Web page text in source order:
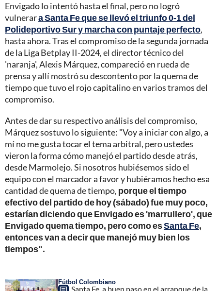
Envigado lo intentó hasta el final, pero no logró
vulnerara Santa Fe que se llevó el triunfo 0-1 del
Polideportivo Sur y marcha con puntaje perfecto,
hasta ahora. Tras el compromiso de la segunda jornada
de la Liga Betplay II-2024, el director técnico del
'naranja', Alexis Márquez, compareció en rueda de
prensa y allí mostró su descontento por la quema de
tiempo que tuvo el rojo capitalino en varios tramos del
compromiso.
Antes de dar su respectivo análisis del compromiso,
Márquez sostuvo lo siguiente: "Voy a iniciar con algo, a
mí no me gusta tocar el tema arbitral, pero ustedes
vieron la forma cómo manejó el partido desde atrás,
desde Marmolejo. Si nosotros hubiésemos sido el
equipo con el marcador a favor y hubiéramos hecho esa
cantidad de quema de tiempo, porque el tiempo
efectivo del partido de hoy (sábado) fue muy poco,
estarían diciendo que Envigado es 'marrullero', que
Envigado quema tiempo, pero como esSanta Fe,
entonces van a decir que manejó muy bien los
tiempos".
Fútbol Colombiano
Santa Fe, a buen paso en el arranque de la